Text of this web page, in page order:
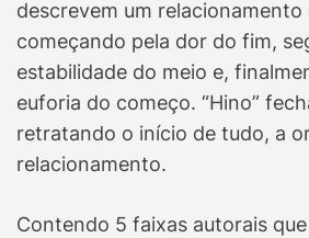
descrevem um
começando pela dor do fim,
estabilidade do meio e,
euforia do começo. “Hino”
retratando o início de tudo, a
relacionamento.
Contendo 5 faixas autorais